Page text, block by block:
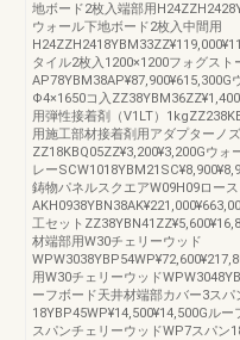
地ボード2枚入端部用
ウォール下地ボード2枚入中間用
タイル2枚入1200×1200フォグスト
AP78YBM38AP¥87,900¥615,300G
Φ4×1650コ入
用弾性接着剤（V1LT）
用施工部材接着剤用アダプターノ
ZZ18KBQ05ZZ¥3,200¥3,200Gウ
レー
鋳物パネルスクエアW09H09ロー
工セット
材端部用W30チェリーウッド
用W30チェリーウッド
ーフボード天井材端部カバー3ス
18YBP45WP¥14,500¥14,500Gル
スパンチェリーウッドWP7スパン